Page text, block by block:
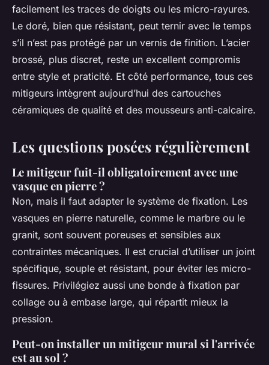
facilement les traces de doigts ou les micro-rayures.
Le doré, bien que résistant, peut ternir avec le temps
s’il n’est pas protégé par un vernis de finition. L’acier
brossé, plus discret, reste un excellent compromis
entre style et praticité. Et côté performance, tous ces
mitigeurs intègrent aujourd’hui des cartouches
céramiques de qualité et des mousseurs anti-calcaire.
Les questions posées régulièrement
Le mitigeur fuit-il obligatoirement avec une
vasque en pierre ?
Non, mais il faut adapter le système de fixation. Les
vasques en pierre naturelle, comme le marbre ou le
granit, sont souvent poreuses et sensibles aux
contraintes mécaniques. Il est crucial d’utiliser un joint
spécifique, souple et résistant, pour éviter les micro-
fissures. Privilégiez aussi une bonde à fixation par
collage ou à embase large, qui répartit mieux la
pression.
Peut-on installer un mitigeur mural si l'arrivée
est au sol ?